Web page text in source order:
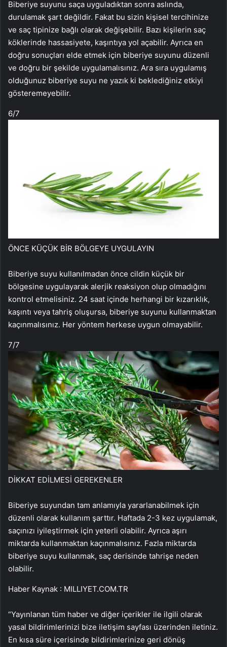
Biberiye suyunu saça uyguladıktan sonra aslında,
durulamak şart değildir. Fakat bu sizin kişisel tercihinize
ve saç tipinize bağlı olarak değişebilir. Bazı kişilerin saç
köklerinde hassasiyete, kaşıntıya yol açabilir. Ayrıca en
doğru sonuçları elde etmek için biberiye suyunu düzenli
ve doğru bir şekilde uygulamalısınız. Ara sıra uygulamış
olduğunuz biberiye suyu ne yazık ki beklediğiniz etkiyi
gösteremeyebilir.
6/7
ÖNCE KÜÇÜK BİR BÖLGEYE UYGULAYIN
Biberiye suyu kullanılmadan önce cildin küçük bir
bölgesine uygulayarak alerjik reaksiyon olup olmadığını
kontrol etmelisiniz. 24 saat içinde herhangi bir kızarıklık,
kaşıntı veya tahriş oluşursa, biberiye suyunu kullanmaktan
kaçınmalısınız. Her yöntem herkese uygun olmayabilir.
7/7
DİKKAT EDİLMESİ GEREKENLER
Biberiye suyundan tam anlamıyla yararlanabilmek için
düzenli olarak kullanım şarttır. Haftada 2-3 kez uygulamak,
saçınızı iyileştirmek için yeterli olabilir. Ayrıca aşırı
miktarda kullanmaktan kaçınmalısınız. Fazla miktarda
biberiye suyu kullanmak, saç derisinde tahrişe neden
olabilir.
Haber Kaynak : MILLIYET.COM.TR
“Yayınlanan tüm haber ve diğer içerikler ile ilgili olarak
yasal bildirimlerinizi bize iletişim sayfası üzerinden iletiniz.
En kısa süre içerisinde bildirimlerinize geri dönüş